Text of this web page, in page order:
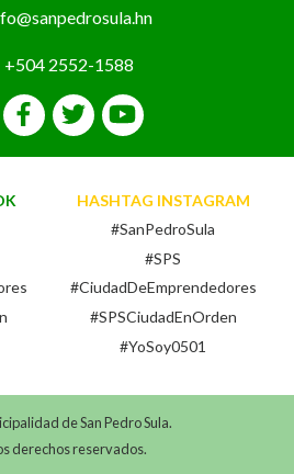
+504 2552-1588
HASHTAG INSTAGRAM
#SanPedroSula
#SPS
#CiudadDeEmprendedores
#SPSCiudadEnOrden
#YoSoy0501
de San Pedro Sula.
derechos reservados.